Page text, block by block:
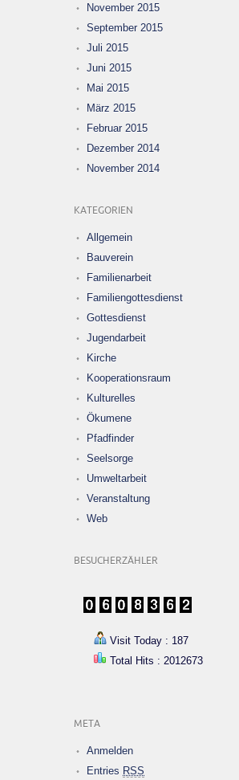
November 2015
September 2015
Juli 2015
Juni 2015
Mai 2015
März 2015
Februar 2015
Dezember 2014
November 2014
KATEGORIEN
Allgemein
Bauverein
Familienarbeit
Familiengottesdienst
Gottesdienst
Jugendarbeit
Kirche
Kooperationsraum
Kulturelles
Ökumene
Pfadfinder
Seelsorge
Umweltarbeit
Veranstaltung
Web
BESUCHERZÄHLER
Visit Today : 187
Total Hits : 2012673
META
Anmelden
Entries RSS